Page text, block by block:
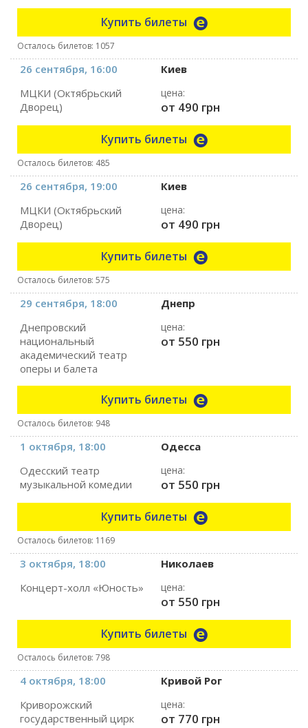
Купить билеты
Осталось билетов: 1057
26 сентября, 16:00
Киев
МЦКИ (Октябрьский
Дворец)
цена:
от 490 грн
Купить билеты
Осталось билетов: 485
26 сентября, 19:00
Киев
МЦКИ (Октябрьский
Дворец)
цена:
от 490 грн
Купить билеты
Осталось билетов: 575
29 сентября, 18:00
Днепр
Днепровский
национальный
академический театр
оперы и балета
цена:
от 550 грн
Купить билеты
Осталось билетов: 948
1 октября, 18:00
Одесса
Одесский театр
музыкальной комедии
цена:
от 550 грн
Купить билеты
Осталось билетов: 1169
3 октября, 18:00
Николаев
Концерт-холл «Юность»
цена:
от 550 грн
Купить билеты
Осталось билетов: 798
4 октября, 18:00
Кривой Рог
Криворожский
государственный цирк
цена:
от 770 грн